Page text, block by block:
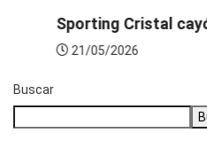
Sporting Cristal cayó
21/05/2026
Buscar